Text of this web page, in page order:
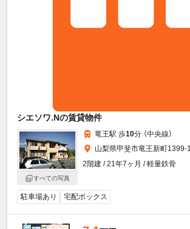
シエソワ.Nの賃貸物件
すべての写真
竜王駅 歩10分 （中央線）
山梨県甲斐市竜王新町1399-1
2階建 / 21年7ヶ月 / 軽量鉄骨
駐車場あり 宅配ボックス